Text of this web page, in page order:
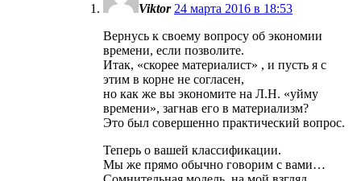
Viktor 24 марта 2016 в 18:53
Вернусь к своему вопросу об экономии
времени, если позволите.
Итак, «скорее материалист» , и пусть я с
этим в корне не согласен,
но как же вы экономите на Л.Н. «уйму
времени», загнав его в материализм?
Это был совершенно практический вопрос.
Теперь о вашей классификации.
Мы же прямо обычно говорим с вами…